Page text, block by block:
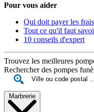
Pour vous aider
Qui doit payer les
Tout ce qu'il faut
10 conseils d'expert
Trouvez les meilleures
Rechercher des pompes
Marbrerie